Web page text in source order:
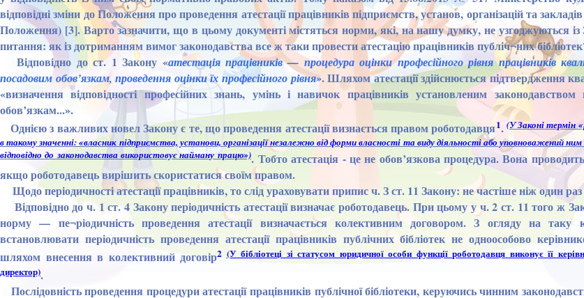
відповідні зміни до Положення про проведення атестації працівників підприємств, установ, організацій та
Положення) [3]. Варто зазначити, що в цьому документі містяться норми, які, на нашу думку, не узгоджуються
питання: як із дотриманням вимог законодавства все ж таки провести атестацію працівників публіч¬них
Відповідно до ст. 1 Закону «атестація працівників — процедура оцінки професійного рівня працівників
посадовим обов’язкам, проведення оцінки їх професійного рівня». Шляхом атестації здійснюється підтвердження
«визначення відповідності професійних знань, умінь і навичок працівників установленим
обов’язкам...».
Однією з важливих новел Закону є те, що проведення атестації визнається правом роботодавця1.(У Законі термін
в такому значенні: «власник підприємства, установи, організації незалежно від форми власності та виду діяльності або уповноважений
відповідно до законодавства використовує найману працю»). Тобто атестація - це не обов’язкова процедура. Вона
якщо роботодавець вирішить скористатися своїм правом.
Щодо періодичності атестації працівників, то слід ураховувати припис ч. З ст. 11 Закону: не частіше ніж один
Відповідно до ч. 1 ст. 4 Закону періодичність атестації визначає роботодавець. При цьому у ч. 2 ст. 11 того ж
норму — пе¬ріодичність проведення атестації визначається колективним договором. З огляду на таку
встановлювати періодичність проведення атестації працівників публічних бібліотек не одноособово
шляхом внесення в колективний договір2 (У бібліотеці зі статусом юридичної особи функції роботодавця виконує її
директор).
Послідовність проведення процедури атестації працівників публічної бібліотеки, керуючись чинним